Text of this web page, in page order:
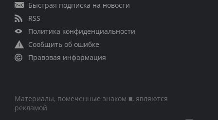
Быстрая подписка на новости
RSS
Политика конфиденциальности
Сообщить об ошибке
Правовая информация
Материалы, помеченные знаком ■, являются
рекламой